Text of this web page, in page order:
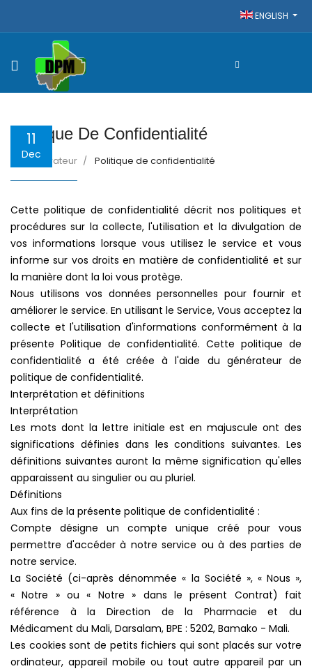
ENGLISH
11
Dec
Politique De Confidentialité
Administrateur Politique de confidentialité
Cette politique de confidentialité décrit nos politiques et
procédures sur la collecte, l'utilisation et la divulgation de
vos informations lorsque vous utilisez le service et vous
informe sur vos droits en matière de confidentialité et sur
la manière dont la loi vous protège.
Nous utilisons vos données personnelles pour fournir et
améliorer le service. En utilisant le Service, Vous acceptez la
collecte et l'utilisation d'informations conformément à la
présente Politique de confidentialité. Cette politique de
confidentialité a été créée à l'aide du générateur de
politique de confidentialité.
Interprétation et définitions
Interprétation
Les mots dont la lettre initiale est en majuscule ont des
significations définies dans les conditions suivantes. Les
définitions suivantes auront la même signification qu'elles
apparaissent au singulier ou au pluriel.
Définitions
Aux fins de la présente politique de confidentialité :
Compte désigne un compte unique créé pour vous
permettre d'accéder à notre service ou à des parties de
notre service.
La Société (ci-après dénommée « la Société », « Nous »,
« Notre » ou « Notre » dans le présent Contrat) fait
référence à la Direction de la Pharmacie et du
Médicament du Mali, Darsalam, BPE : 5202, Bamako - Mali.
Les cookies sont de petits fichiers qui sont placés sur votre
ordinateur, appareil mobile ou tout autre appareil par un